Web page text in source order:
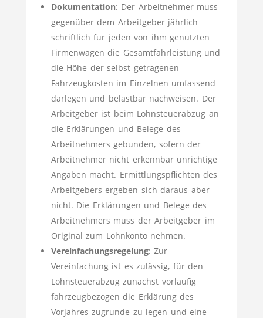
Dokumentation: Der Arbeitnehmer muss
gegenüber dem Arbeitgeber jährlich
schriftlich für jeden von ihm genutzten
Firmenwagen die Gesamtfahrleistung und
die Höhe der selbst getragenen
Fahrzeugkosten im Einzelnen umfassend
darlegen und belastbar nachweisen. Der
Arbeitgeber ist beim Lohnsteuerabzug an
die Erklärungen und Belege des
Arbeitnehmers gebunden, sofern der
Arbeitnehmer nicht erkennbar unrichtige
Angaben macht. Ermittlungspflichten des
Arbeitgebers ergeben sich daraus aber
nicht. Die Erklärungen und Belege des
Arbeitnehmers muss der Arbeitgeber im
Original zum Lohnkonto nehmen.
Vereinfachungsregelung: Zur
Vereinfachung ist es zulässig, für den
Lohnsteuerabzug zunächst vorläufig
fahrzeugbezogen die Erklärung des
Vorjahres zugrunde zu legen und eine